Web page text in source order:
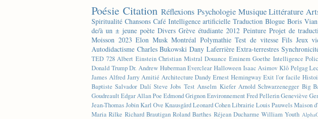
Poésie Citation Réflexions Psychologie Musique Littérature
Spiritualité Chansons Café Intelligence artificielle Traduction Blogue Boris Vian
de/à un ± jeune poète Divers Grève étudiante 2012 Peinture Projet de
Moisson 2023 Elon Musk Montréal Polymathie Test de vitesse Fils Jeux
Autodidactisme Charles Bukowski Dany Laferrière Extra-terrestres
TED 728 Albert Einstein Christian Mistral Douance Eminem Goethe Intelligence
Donald Trump Dr. Andrew Huberman Everclear Halloween Isaac Asimov Klô Pelgag
James Alfred Jarry Amitié Architecture Dandy Ernest Hemingway Exit l'or facile
Baptiste Salvador Dalí Steve Jobs Test Anselm Kiefer Arnold Schwarzenegger Big
Goudreault Edgar Allan Poe Edmond GrignonEnvironnement Fred PellerinGeneviève
Jean-Thomas JobinKarl Ove KnausgårdLeonard CohenLibrairie Louis PauwelsMaison
Maria Rilke Richard Brautigan Roland Barthes Réjean Ducharme William Youth